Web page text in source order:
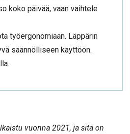
koko päivää, vaan vaihtele
työergonomiaan. Läppärin
säännölliseen käyttöön.
vuonna 2021, ja sitä on